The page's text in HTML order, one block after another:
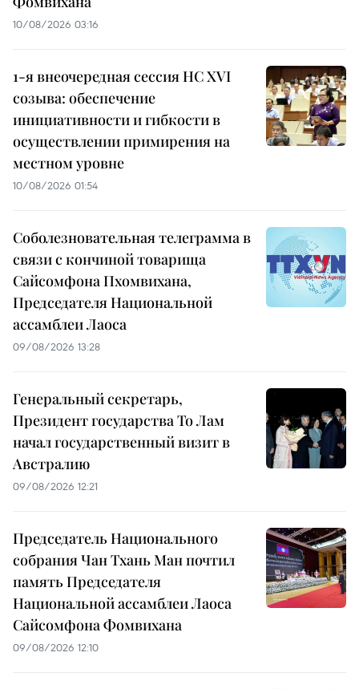
10/08/2026 03:16
1-я внеочередная сессия НС XVI
созыва: обеспечение
инициативности и гибкости в
осуществлении примирения на
местном уровне
10/08/2026 01:54
Соболезновательная телеграмма в
связи с кончиной товарища
Сайсомфона Пхомвихана,
Председателя Национальной
ассамблеи Лаоса
09/08/2026 13:28
Генеральный секретарь,
Президент государства То Лам
начал государственный визит в
Австралию
09/08/2026 12:21
Председатель Национального
собрания Чан Тхань Ман почтил
память Председателя
Национальной ассамблеи Лаоса
Сайсомфона Фомвихана
09/08/2026 12:10